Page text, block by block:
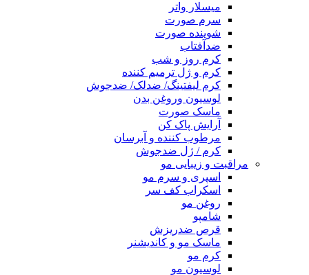
میسلار واتر
سرم صورت
شوینده صورت
ضدآفتاب
کرم روز و شب
کرم و ژل ترمیم کننده
کرم لیفتینگ/ ضدلک/ ضدجوش
لوسیون وروغن بدن
ماسک صورت
آرایش پاک کن
مرطوب کننده و آبرسان
کرم / ژل ضدجوش
مراقبت و زیبایی مو
اسپری و سرم مو
اسکراب کف سر
روغن مو
شامپو
قرص ضدریزش
ماسک مو و کاندیشنر
کرم مو
لوسیون مو